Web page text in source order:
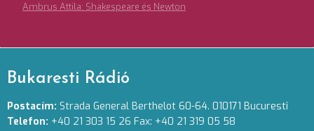
Ambrus Attila: Shakespeare és Newton
Bukaresti Rádió
Postacím: Strada General Berthelot 60-64. 010171 Bucuresti
Telefon: +40 21 303 15 26 Fax: +40 21 319 05 58